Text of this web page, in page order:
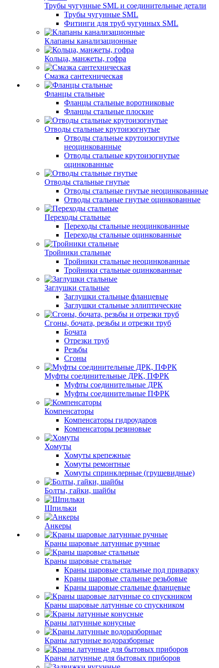
Трубы чугунные SML и соединительные детали
Трубы чугунные SML
Фитинги для труб чугунных SML
Клапаны канализационные
Кольца, манжеты, гофра
Смазка сантехническая
Фланцы стальные
Фланцы стальные воротниковые
Фланцы стальные плоские
Отводы стальные крутоизогнутые
Отводы стальные крутоизогнутые
неоцинкованные
Отводы стальные крутоизогнутые
оцинкованные
Отводы стальные гнутые
Отводы стальные гнутые неоцинкованные
Отводы стальные гнутые оцинкованные
Переходы стальные
Переходы стальные неоцинкованные
Переходы стальные оцинкованные
Тройники стальные
Тройники стальные неоцинкованные
Тройники стальные оцинкованные
Заглушки стальные
Заглушки стальные фланцевые
Заглушки стальные эллиптические
Сгоны, бочата, резьбы и отрезки труб
Бочата
Отрезки труб
Резьбы
Сгоны
Муфты соединительные ДРК, ПФРК
Муфты соединительные ДРК
Муфты соединительные ПФРК
Компенсаторы
Компенсаторы гидроударов
Компенсаторы резиновые
Хомуты
Хомуты крепежные
Хомуты ремонтные
Хомуты спринклерные (грушевидные)
Болты, гайки, шайбы
Шпильки
Анкеры
Краны шаровые латунные ручные
Краны шаровые стальные
Краны шаровые стальные под приварку
Краны шаровые стальные резьбовые
Краны шаровые стальные фланцевые
Краны шаровые латунные со спускником
Краны латунные конусные
Краны латунные водоразборные
Краны латунные для бытовых приборов